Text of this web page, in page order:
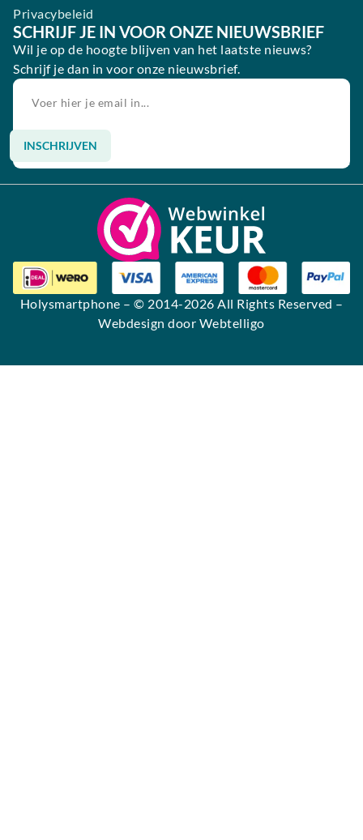
Privacybeleid
SCHRIJF JE IN VOOR ONZE NIEUWSBRIEF
Wil je op de hoogte blijven van het laatste nieuws?
Schrijf je dan in voor onze nieuwsbrief.
INSCHRIJVEN
Alternative:
Holysmartphone – © 2014-2026 All Rights Reserved –
Webdesign door Webtelligo